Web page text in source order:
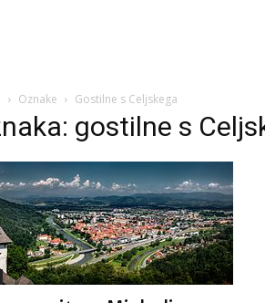
Oznake Gostilne s Celjskega
gostilne s